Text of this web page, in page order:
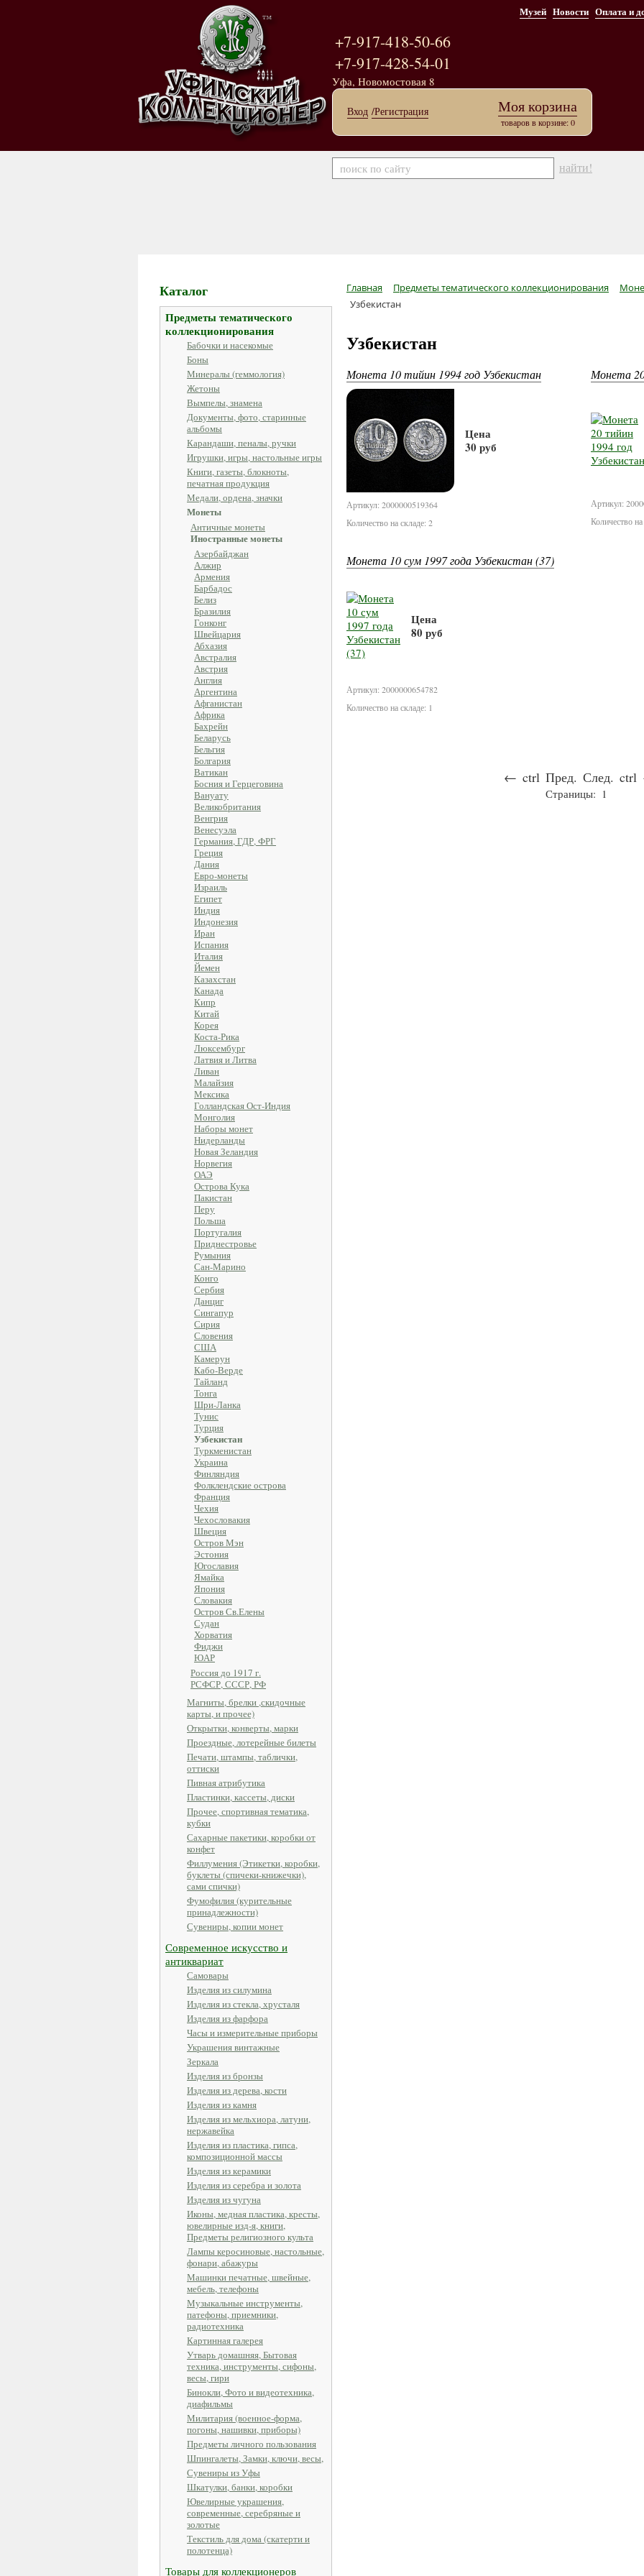
Музей Новости Оплата и
+7-917-418-50-66
+7-917-428-54-01
Уфа, Новомостовая 8
Вход /Регистрация Моя корзина
товаров в корзине: 0
найти!
Каталог
Предметы тематического
коллекционирования
Бабочки и насекомые
Боны
Минералы (геммология)
Жетоны
Вымпелы, знамена
Документы, фото, старинные
альбомы
Карандаши, пеналы, ручки
Игрушки, игры, настольные игры
Книги, газеты, блокноты,
печатная продукция
Медали, ордена, значки
Монеты
Античные монеты
Иностранные монеты
Азербайджан
Алжир
Армения
Барбадос
Белиз
Бразилия
Гонконг
Швейцария
Абхазия
Австралия
Австрия
Англия
Аргентина
Афганистан
Африка
Бахрейн
Беларусь
Бельгия
Болгария
Ватикан
Босния и Герцеговина
Вануату
Великобритания
Венгрия
Венесуэла
Германия, ГДР, ФРГ
Греция
Дания
Евро-монеты
Израиль
Египет
Индия
Индонезия
Иран
Испания
Италия
Йемен
Казахстан
Канада
Кипр
Китай
Корея
Коста-Рика
Люксембург
Латвия и Литва
Ливан
Малайзия
Мексика
Голландская Ост-Индия
Монголия
Наборы монет
Нидерланды
Новая Зеландия
Норвегия
ОАЭ
Острова Кука
Пакистан
Перу
Польша
Португалия
Приднестровье
Румыния
Сан-Марино
Конго
Сербия
Данциг
Сингапур
Сирия
Словения
США
Камерун
Кабо-Верде
Тайланд
Тонга
Шри-Ланка
Тунис
Турция
Узбекистан
Туркменистан
Украина
Финляндия
Фолклендские острова
Франция
Чехия
Чехословакия
Швеция
Остров Мэн
Эстония
Югославия
Ямайка
Япония
Словакия
Остров Св.Елены
Судан
Хорватия
Фиджи
ЮАР
Россия до 1917 г.
РСФСР, СССР, РФ
Магниты, брелки ,скидочные
карты, и прочее)
Открытки, конверты, марки
Проездные, лотерейные билеты
Печати, штампы, таблички,
оттиски
Пивная атрибутика
Пластинки, кассеты, диски
Прочее, спортивная тематика,
кубки
Сахарные пакетики, коробки от
конфет
Филлумения (Этикетки, коробки,
буклеты (спичеки-книжечки),
сами спички)
Фумофилия (курительные
принадлежности)
Сувениры, копии монет
Современное искусство и
антиквариат
Самовары
Изделия из силумина
Изделия из стекла, хрусталя
Изделия из фарфора
Часы и измерительные приборы
Украшения винтажные
Зеркала
Изделия из бронзы
Изделия из дерева, кости
Изделия из камня
Изделия из мельхиора, латуни,
нержавейка
Изделия из пластика, гипса,
композиционной массы
Изделия из керамики
Изделия из серебра и золота
Изделия из чугуна
Иконы, медная пластика, кресты,
ювелирные изд-я, книги,
Предметы религиозного культа
Лампы керосиновые, настольные,
фонари, абажуры
Машинки печатные, швейные,
мебель, телефоны
Музыкальные инструменты,
патефоны, приемники,
радиотехника
Картинная галерея
Утварь домашняя, Бытовая
техника, инструменты, сифоны,
весы, гири
Бинокли, Фото и видеотехника,
диафильмы
Милитария (военное-форма,
погоны, нашивки, приборы)
Предметы личного пользования
Шпингалеты, Замки, ключи, весы,
Сувениры из Уфы
Шкатулки, банки, коробки
Ювелирные украшения,
современные, серебряные и
золотые
Текстиль для дома (скатерти и
полотенца)
Товары для коллекционеров
Главная Предметы тематического коллекционирования
Узбекистан
Узбекистан
Монета 10 тийин 1994 год Узбекистан
Цена
30 руб
Артикул: 2000000519364
Количество на складе: 2
Монета
Артикул:
Количество
Монета 10 сум 1997 года Узбекистан (37)
Цена
80 руб
Артикул: 2000000654782
Количество на складе: 1
← ctrl Пред. След. ctrl
Страницы: 1